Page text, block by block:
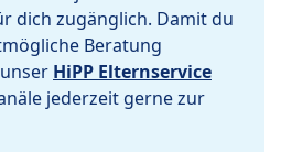
dich zugänglich. Damit du
Beratung
HiPP Elternservice
jederzeit gerne zur